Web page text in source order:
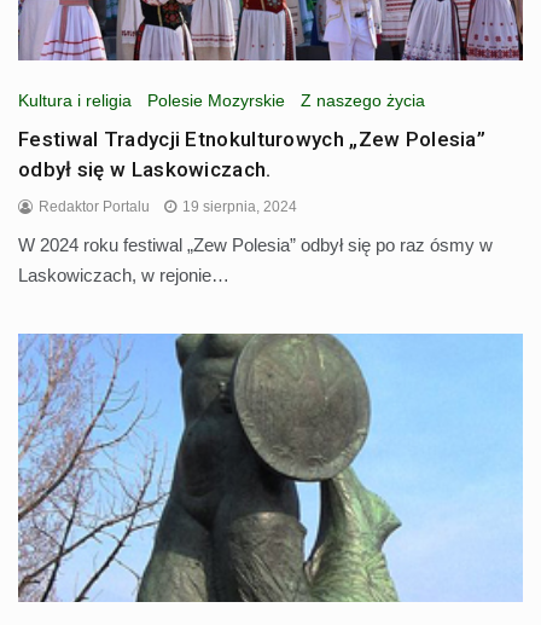
Kultura i religia Polesie Mozyrskie Z naszego życia
Festiwal Tradycji Etnokulturowych „Zew Polesia”
odbył się w Laskowiczach.
Redaktor Portalu 19 sierpnia, 2024
W 2024 roku festiwal „Zew Polesia” odbył się po raz ósmy w
Laskowiczach, w rejonie…